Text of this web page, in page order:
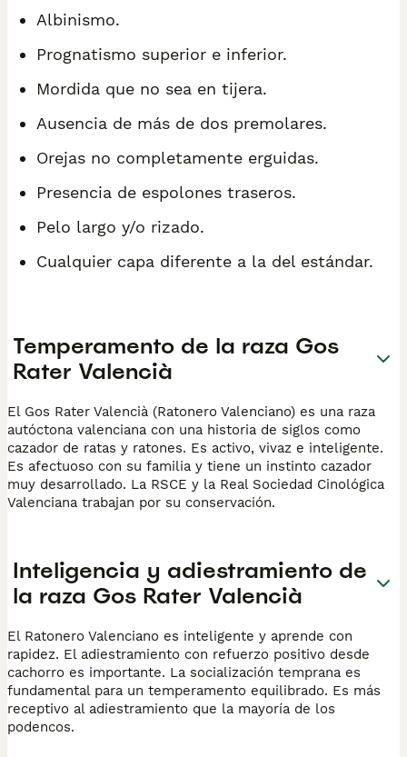
Albinismo.
Prognatismo superior e inferior.
Mordida que no sea en tijera.
Ausencia de más de dos premolares.
Orejas no completamente erguidas.
Presencia de espolones traseros.
Pelo largo y/o rizado.
Cualquier capa diferente a la del estándar.
Temperamento de la raza Gos
Rater Valencià
El Gos Rater Valencià (Ratonero Valenciano) es una raza
autóctona valenciana con una historia de siglos como
cazador de ratas y ratones. Es activo, vivaz e inteligente.
Es afectuoso con su familia y tiene un instinto cazador
muy desarrollado. La RSCE y la Real Sociedad Cinológica
Valenciana trabajan por su conservación.
Inteligencia y adiestramiento de
la raza Gos Rater Valencià
El Ratonero Valenciano es inteligente y aprende con
rapidez. El adiestramiento con refuerzo positivo desde
cachorro es importante. La socialización temprana es
fundamental para un temperamento equilibrado. Es más
receptivo al adiestramiento que la mayoría de los
podencos.